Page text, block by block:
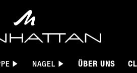
NAGEL ÜBER UNS